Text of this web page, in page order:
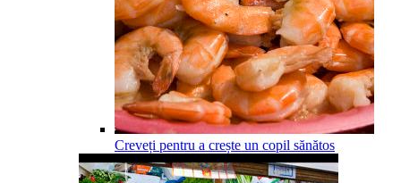
Creveți pentru a crește un copil sănătos